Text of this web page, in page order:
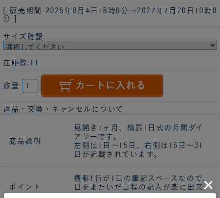
[ 販売期間 2026年8月4日18時0分 ～ 2027年7月20日10時0
分
サイズ確認
在庫数:11
数量
返品・交換・キャンセルについて
商品説明
見開き1ヶ月、横罫1日式の月間ダイ
アリーです。
左側は1日～15日、右側は16日～31
日が記載されています。
ポイント
横罫1行が1日の筆記スペースなので、
日をまたいだ日程の記入が楽に出来